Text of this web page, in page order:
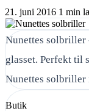
21. juni 2016 1 min
Nunettes solbriller
glasset. Perfekt til
Nunettes
Butik